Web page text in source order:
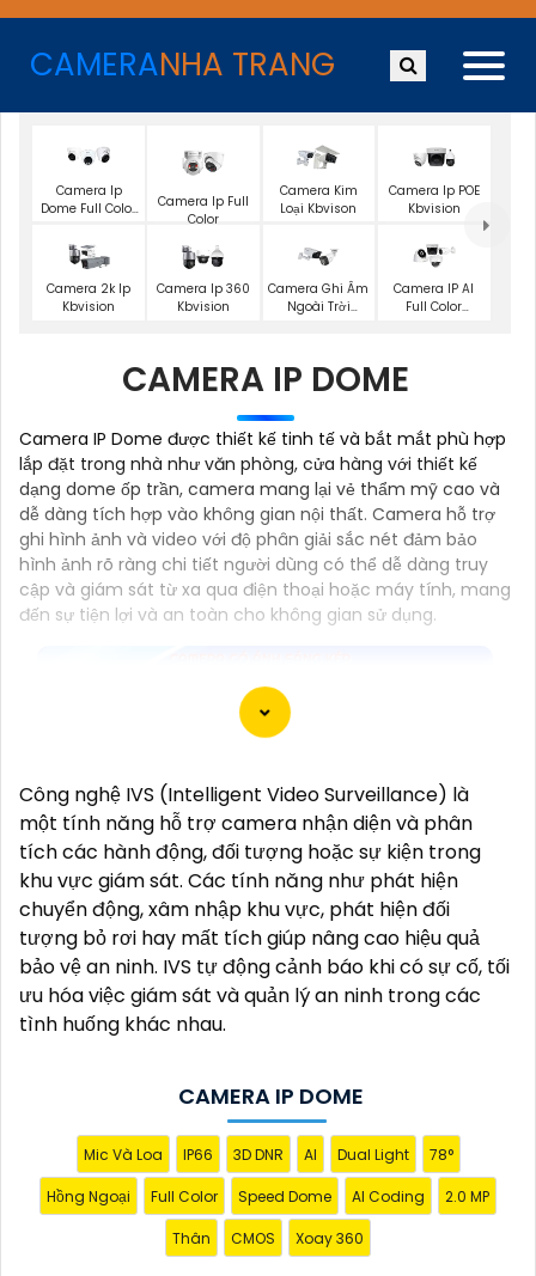
CAMERANHA TRANG
Camera Ip
Dome Full Color
Camera Ip Full
Color
Camera Kim
Loại Kbvison
Camera Ip POE
Kbvision
Camera 2k Ip
Kbvision
Camera Ip 360
Kbvision
Camera Ghi Âm
Ngoài Trời
Camera IP AI
Full Color
CAMERA IP DOME
Camera IP Dome được thiết kế tinh tế và bắt mắt phù hợp
lắp đặt trong nhà như văn phòng, cửa hàng với thiết kế
dạng dome ốp trần, camera mang lại vẻ thẩm mỹ cao và
dễ dàng tích hợp vào không gian nội thất. Camera hỗ trợ
ghi hình ảnh và video với độ phân giải sắc nét đảm bảo
hình ảnh rõ ràng chi tiết người dùng có thể dễ dàng truy
cập và giám sát từ xa qua điện thoại hoặc máy tính, mang
đến sự tiện lợi và an toàn cho không gian sử dụng.
Công nghệ IVS (Intelligent Video Surveillance) là
một tính năng hỗ trợ camera nhận diện và phân
tích các hành động, đối tượng hoặc sự kiện trong
khu vực giám sát. Các tính năng như phát hiện
chuyển động, xâm nhập khu vực, phát hiện đối
tượng bỏ rơi hay mất tích giúp nâng cao hiệu quả
bảo vệ an ninh. IVS tự động cảnh báo khi có sự cố, tối
ưu hóa việc giám sát và quản lý an ninh trong các
tình huống khác nhau.
CAMERA IP DOME
Mic Và Loa IP66 3D DNR AI Dual Light 78°
Hồng Ngoại Full Color Speed Dome AI Coding 2.0 MP
Thân CMOS Xoay 360